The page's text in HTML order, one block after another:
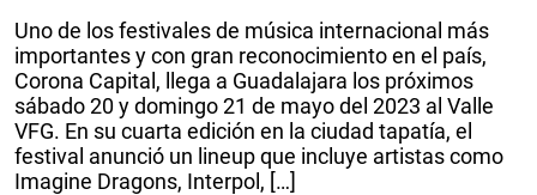
Uno de los festivales de música internacional más
importantes y con gran reconocimiento en el país,
Corona Capital, llega a Guadalajara los próximos
sábado 20 y domingo 21 de mayo del 2023 al Valle
VFG. En su cuarta edición en la ciudad tapatía, el
festival anunció un lineup que incluye artistas como
Imagine Dragons, Interpol, […]